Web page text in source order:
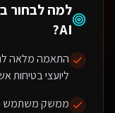
למה לבחור
AI
?
התאמה מלאה
ליועצי בטיחות
ממשק משתמש